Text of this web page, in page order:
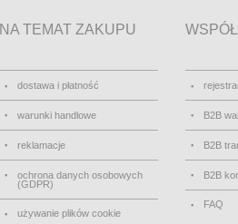
NA TEMAT ZAKUPU
dostawa i płatność
warunki handlowe
reklamacje
ochrona danych osobowych
(GDPR)
używanie plików cookie
B2B
B2B
B2B
FAQ